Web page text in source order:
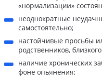
«нормализации»
неоднократные
самостоятельно;
настойчивые просьбы
родственников,
наличие хронических
фоне опьянения;